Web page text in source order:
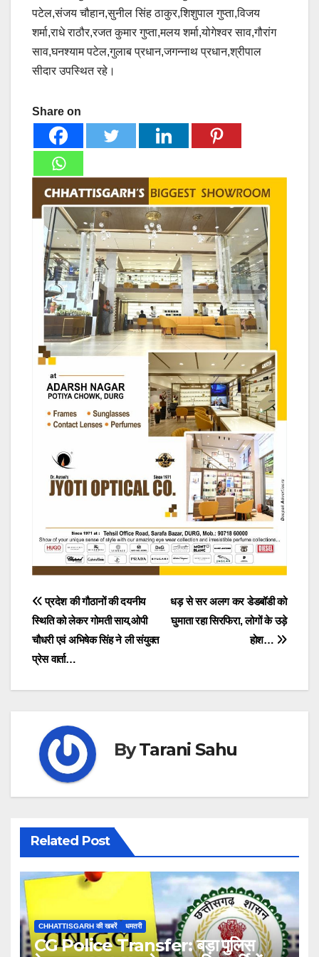
पटेल,संजय चौहान,सुनील सिंह ठाकुर,शिशुपाल गुप्ता,विजय
शर्मा,राधे राठौर,रजत कुमार गुप्ता,मलय शर्मा,योगेश्वर साव,गौरांग
साव,घनश्याम पटेल,गुलाब प्रधान,जगन्नाथ प्रधान,श्रीपाल
सीदार उपस्थित रहे।
Share on
Post
navigation
धड़ से सर अलग कर डेडबॉडी को
घुमाता रहा सिरफिरा, लोगों के उड़े
होश…
प्रदेश की गौठानों की दयनीय
स्थिति को लेकर गोमती साय,ओपी
चौधरी एवं अभिषेक सिंह ने ली संयुक्त
प्रेस वार्ता…
ByTarani Sahu
Related Post
CHHATTISGARH की खबरें धमतरी
CG Police Transfer: बड़ा पुलिस